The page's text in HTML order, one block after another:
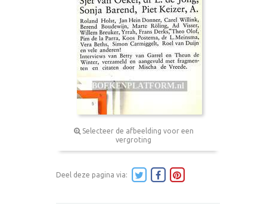
Selecteer de afbeelding voor een
vergroting
Deel deze pagina via: